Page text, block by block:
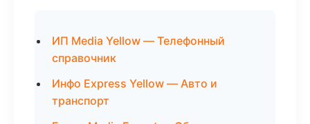
ИП Media Yellow — Телефонный
справочник
Инфо Express Yellow — Авто и
транспорт